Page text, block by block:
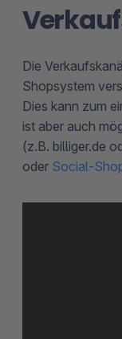
Die
Shopsystem
Dies kann zum
ist aber auch
(z.B. billiger.de
oder Social-